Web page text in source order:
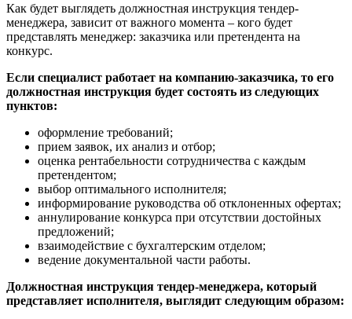
Как будет выглядеть должностная инструкция тендер-
менеджера, зависит от важного момента – кого будет
представлять менеджер: заказчика или претендента на
конкурс.
Если специалист работает на компанию-заказчика, то его
должностная инструкция будет состоять из следующих
пунктов:
оформление требований;
прием заявок, их анализ и отбор;
оценка рентабельности сотрудничества с каждым
претендентом;
выбор оптимального исполнителя;
информирование руководства об отклоненных офертах;
аннулирование конкурса при отсутствии достойных
предложений;
взаимодействие с бухгалтерским отделом;
ведение документальной части работы.
Должностная инструкция тендер-менеджера, который
представляет исполнителя, выглядит следующим образом: